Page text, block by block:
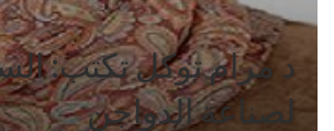
د مرام توكل تكتب:
لصناعة الدواجن